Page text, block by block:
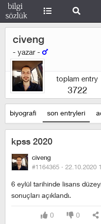
civeng
- yazar -
toplam entry
3722
biyografi son entryleri
kpss 2020
civeng
#1164365 · 22.10.2020
6 eylül tarihinde lisans
sonuçları açıklandı.
0 0